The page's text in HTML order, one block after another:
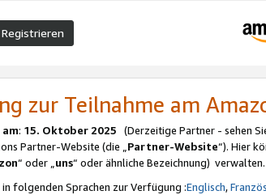
Registrieren
zur Teilnahme am
: 15. Oktober 2025 (Derzeitige Partner - sehen
Partner-Website (die „Partner-Website“). Hier
“ oder „uns“ oder ähnliche Bezeichnung) verwalten.
folgenden Sprachen zur Verfügung :Englisch,